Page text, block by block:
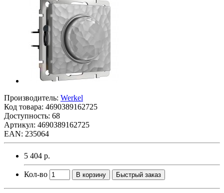
Производитель: Werkel
Код товара: 4690389162725
Доступность: 68
Артикул: 4690389162725
EAN: 235064
5 404 р.
Кол-во В корзину Быстрый заказ